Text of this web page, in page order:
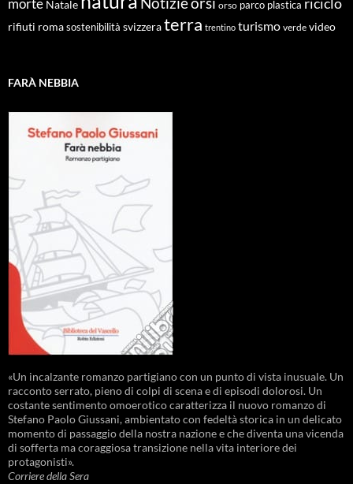
morte Natale orso parco plastica
rifiuti roma sostenibilità svizzeraterra trentino turismo verde video
FARÀ NEBBIA
«Un incalzante romanzo partigiano con un punto di vista inusuale. Un
racconto serrato, pieno di colpi di scena e di episodi dolorosi. Un
costante sentimento omoerotico caratterizza il nuovo romanzo di
Stefano Paolo Giussani, ambientato con fedeltà storica in un delicato
momento di passaggio della nostra nazione e che diventa una vicenda
di sofferta ma coraggiosa transizione nella vita interiore dei
protagonisti».
Corriere della Sera